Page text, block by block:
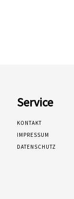
Service
KONTAKT
IMPRESSUM
DATENSCHUTZ